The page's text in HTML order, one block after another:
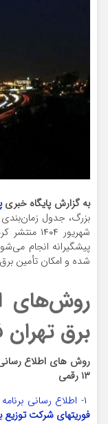
به گزارش پایگاه خبری
شهریور
پیشگیرانه انجام
شده و امکان تأمین
روش‌های
برق تهران
روش های اطلاع
۱۳ رقمی
۱- اطلاع رسانی برنامه زمان بندی قطع برق از طریق “
فوریتهای شرکت توزیع